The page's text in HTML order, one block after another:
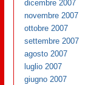
dicembre 2007
novembre 2007
ottobre 2007
settembre 2007
agosto 2007
luglio 2007
giugno 2007